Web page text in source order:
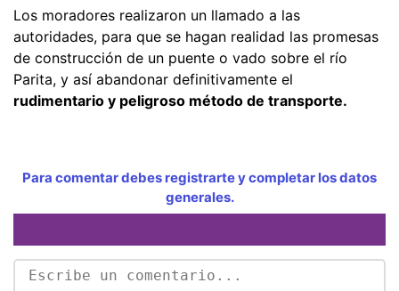
Los moradores realizaron un llamado a las
autoridades, para que se hagan realidad las promesas
de construcción de un puente o vado sobre el río
Parita, y así abandonar definitivamente el
rudimentario y peligroso método de transporte.
Para comentar debes registrarte y completar los datos
generales.